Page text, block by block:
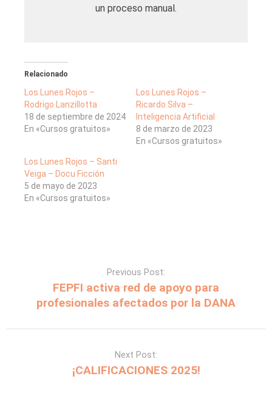
un proceso manual.
Relacionado
Los Lunes Rojos –
Rodrigo Lanzillotta
18 de septiembre de 2024
En «Cursos gratuitos»
Los Lunes Rojos –
Ricardo Silva –
Inteligencia Artificial
8 de marzo de 2023
En «Cursos gratuitos»
Los Lunes Rojos – Santi
Veiga – Docu Ficción
5 de mayo de 2023
En «Cursos gratuitos»
Previous Post:
FEPFI activa red de apoyo para
profesionales afectados por la DANA
Next Post:
¡CALIFICACIONES 2025!